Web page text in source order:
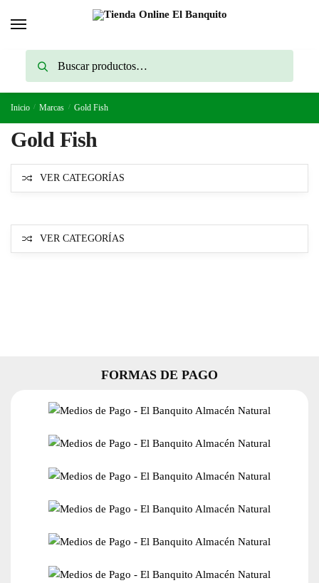
Buscar
Inicio / Marcas / Gold Fish
Gold Fish
VER CATEGORÍAS
VER CATEGORÍAS
FORMAS DE PAGO